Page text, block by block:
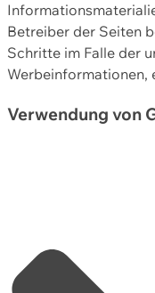
Betreiber der Seiten
Schritte im Falle der
Werbeinformationen,
Verwendung von